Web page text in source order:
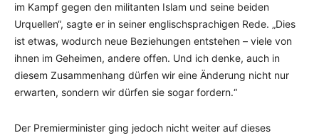
im Kampf gegen den militanten Islam und seine beiden
Urquellen“, sagte er in seiner englischsprachigen Rede. „Dies
ist etwas, wodurch neue Beziehungen entstehen – viele von
ihnen im Geheimen, andere offen. Und ich denke, auch in
diesem Zusammenhang dürfen wir eine Änderung nicht nur
erwarten, sondern wir dürfen sie sogar fordern.“
Der Premierminister ging jedoch nicht weiter auf dieses